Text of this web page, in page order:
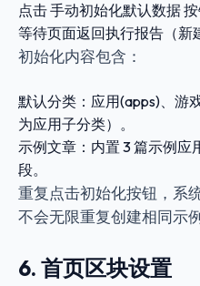
点击手动初始化默认数据按
等待页面返回执行报告（新
初始化内容包含：
默认分类： 应用(apps)、 游
为应用子分类）。
示例文章：内置 3 篇示例
段。
重复点击初始化按钮，系
不会无限重复创建相同示
6. 首页区块设置